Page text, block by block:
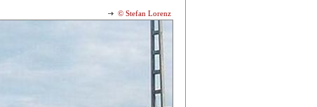
© Stefan Lorenz